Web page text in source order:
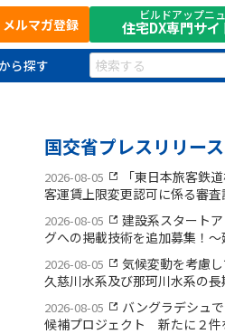
メルマガ登録
ビルドアップニ
住宅DX専門サイ
国交省プレスリリース
2026-08-05
「東日本旅客鉄
客運賃上限変更認可に係る審査
2026-08-05
建設系スタート
グへの掲載技術を追加募集！〜
2026-08-05
気候変動を考慮し
久慈川水系及び那珂川水系の長
2026-08-05
バングラデシュ
候補プロジェクト 新たに２件